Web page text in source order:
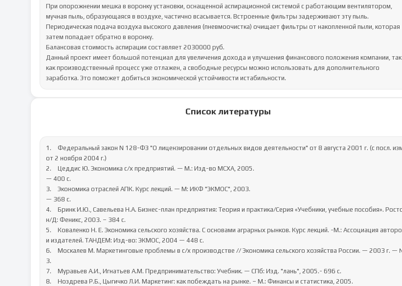
При опорожнении мешка в воронку установки, оснащенной аспирационной системой с работающим вентилятором,
мучная пыль, образующаяся в воздухе, частично всасывается. Встроенные фильтры задерживают эту пыль.
Периодическая подача воздуха высокого давления (пневмоочистка) очищает фильтры от накопленной пыли, которая
затем попадает обратно в воронку.
Балансовая стоимость аспирации составляет 2030000 руб.
Данный проект имеет большой потенциал для увеличения дохода и улучшения финансового положения компании, так
как производственный процесс уже отлажен, а свободные ресурсы можно использовать для дополнительного
заработка. Это поможет добиться экономической устойчивости истабильности.
Список литературы
1.	Федеральный закон N 128-ФЗ "О лицензировании отдельных видов деятельности" от 8 августа 2001 г. (с посл. изм.
от 2 ноября 2004 г.)
2.	Цеддис Ю. Экономика с/х предприятий. — М.: Изд-во МСХА, 2005.
— 400 с.
3.	Экономика отраслей АПК. Курс лекций. — М: ИКФ "ЭКМОС", 2003.
— 368 с.
4.	Бринк И.Ю., Савельева Н.А. Бизнес-план предприятия: Теория и практика/Серия «Учебники, учебные пособия». Ростов
н/Д: Феникс, 2003. – 384 с.
5.	Коваленко Н. Е. Экономика сельского хозяйства. С основами аграрных рынков. Курс лекций. -М.: Ассоциация авторов
и издателей. ТАНДЕМ: Изд-во: ЭКМОС, 2004 — 448 с.
6.	Москалев М. Маркетинговые проблемы в с/х производстве // Экономика сельского хозяйства России. — 2003 г. — №
3.
7.	Муравьев А.И., Игнатьев А.М. Предпринимательство: Учебник. — СПб: Изд. "лань", 2005.- 696 с.
8.	Ноздрева Р.Б., Цыгичко Л.И. Маркетинг: как побеждать на рынке. – М.: Финансы и статистика, 2005.